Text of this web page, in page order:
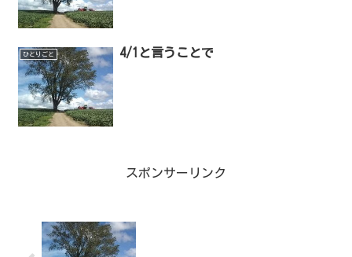
ひとりごと 4/1と言うことで
スポンサーリンク